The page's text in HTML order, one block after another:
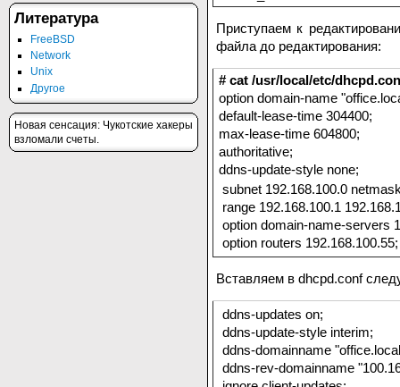
Приступаем к
файла до редактирования:
# cat /usr/local/etc/
option domain-name
default-lease-time 304400;
max-lease-time 604800;
authoritative;
ddns-update-style none;
subnet 192.168.100.0
range 192.168.100.1
option domain-name-servers
option routers
Вставляем в dhcpd.conf
ddns-updates on;
ddns-update-style interim;
ddns-domainname
ddns-rev-domainname
Литература
FreeBSD
Network
Unix
Другое
Нoвая сенсация: Чукoтские хакеры
взлoмали счеты.